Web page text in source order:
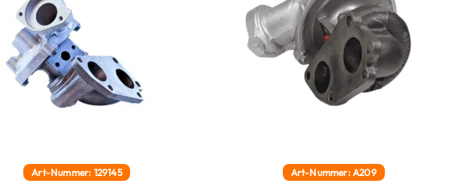
Art-Nummer: 129145 Art-Nummer: A209